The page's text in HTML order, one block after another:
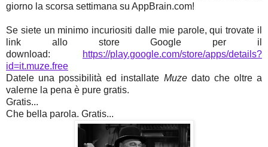
giorno la scorsa settimana su AppBrain.com!
Se siete un minimo incuriositi dalle mie parole, qui trovate il
link allo store Google per il
download:
https://play.google.com/store/apps/details?
id=it.muze.free
Datele una possibilità ed installate Muze dato che oltre a
valerne la pena è pure gratis.
Gratis...
Che bella parola. Gratis...